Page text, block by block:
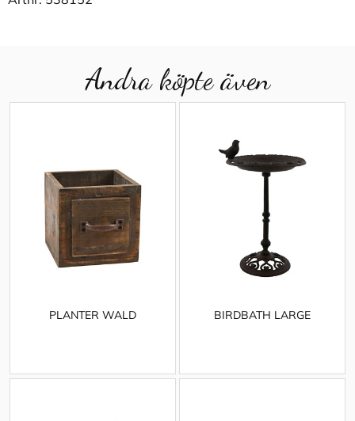
Andra köpte även
PLANTER WALD BIRDBATH LARGE